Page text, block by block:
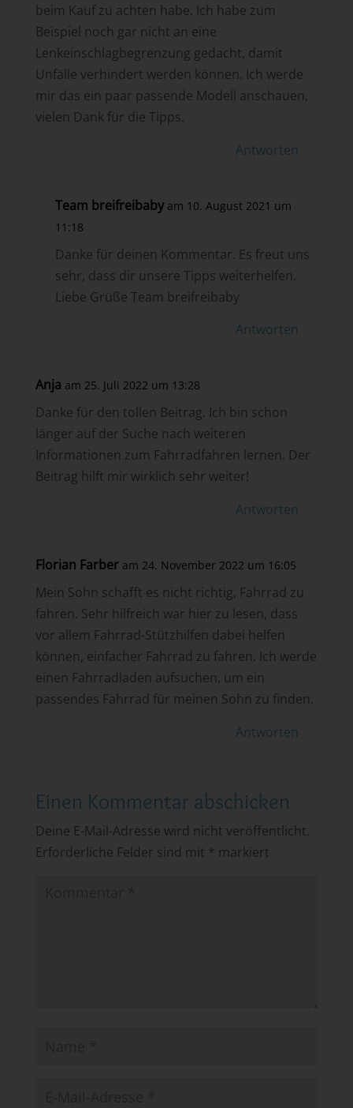
beim Kauf zu achten habe. Ich habe zum
Beispiel noch gar nicht an eine
Lenkeinschlagbegrenzung gedacht, damit
Unfälle verhindert werden können. Ich werde
mir das ein paar passende Modell anschauen,
vielen Dank für die Tipps.
Antworten
Team breifreibaby am 10. August 2021 um
11:18
Danke für deinen Kommentar. Es freut uns
sehr, dass dir unsere Tipps weiterhelfen.
Liebe Grüße Team breifreibaby
Antworten
Anja am 25. Juli 2022 um 13:28
Danke für den tollen Beitrag. Ich bin schon
länger auf der Suche nach weiteren
Informationen zum Fahrradfahren lernen. Der
Beitrag hilft mir wirklich sehr weiter!
Antworten
Florian Farber am 24. November 2022 um 16:05
Mein Sohn schafft es nicht richtig, Fahrrad zu
fahren. Sehr hilfreich war hier zu lesen, dass
vor allem Fahrrad-Stützhilfen dabei helfen
können, einfacher Fahrrad zu fahren. Ich werde
einen Fahrradladen aufsuchen, um ein
passendes Fahrrad für meinen Sohn zu finden.
Antworten
Einen Kommentar abschicken
Deine E-Mail-Adresse wird nicht veröffentlicht.
Erforderliche Felder sind mit * markiert